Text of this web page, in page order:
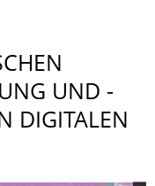
UND -
DIGITALEN